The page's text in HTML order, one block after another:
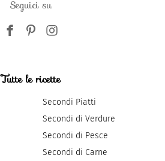
Seguici su
Tutte le ricette
Secondi Piatti
Secondi di Verdure
Secondi di Pesce
Secondi di Carne